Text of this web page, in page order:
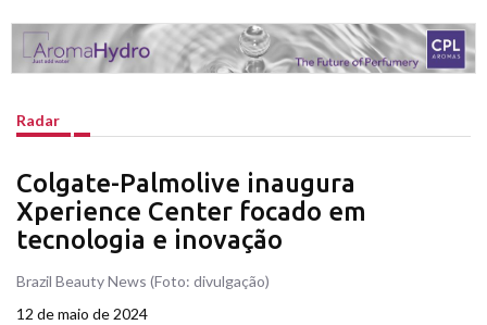
Radar
Colgate-Palmolive inaugura
Xperience Center focado em
tecnologia e inovação
Brazil Beauty News (Foto: divulgação)
12 de maio de 2024